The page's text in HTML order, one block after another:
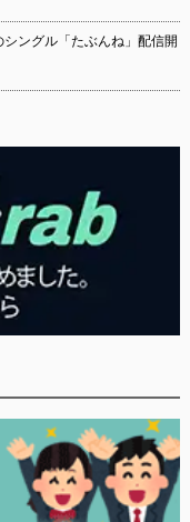
ングル「たぶんね」配信開